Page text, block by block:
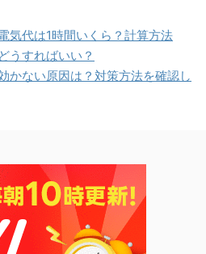
気代は1時間いくら？計算方法
うすればいい？
かない原因は？対策方法を確認し